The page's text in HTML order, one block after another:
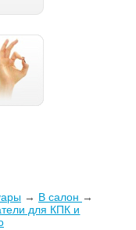
→ В салон →
для КПК и